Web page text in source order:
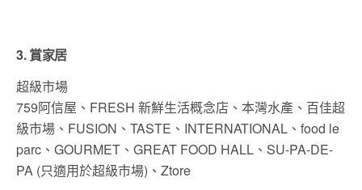
3. 賞家居
超級市場
759阿信屋、FRESH 新鮮生活概念店、本灣水產、百佳超
級市場、FUSION、TASTE、INTERNATIONAL、food le
parc、GOURMET、GREAT FOOD HALL、SU-PA-DE-
PA (只適用於超級市場)、Ztore